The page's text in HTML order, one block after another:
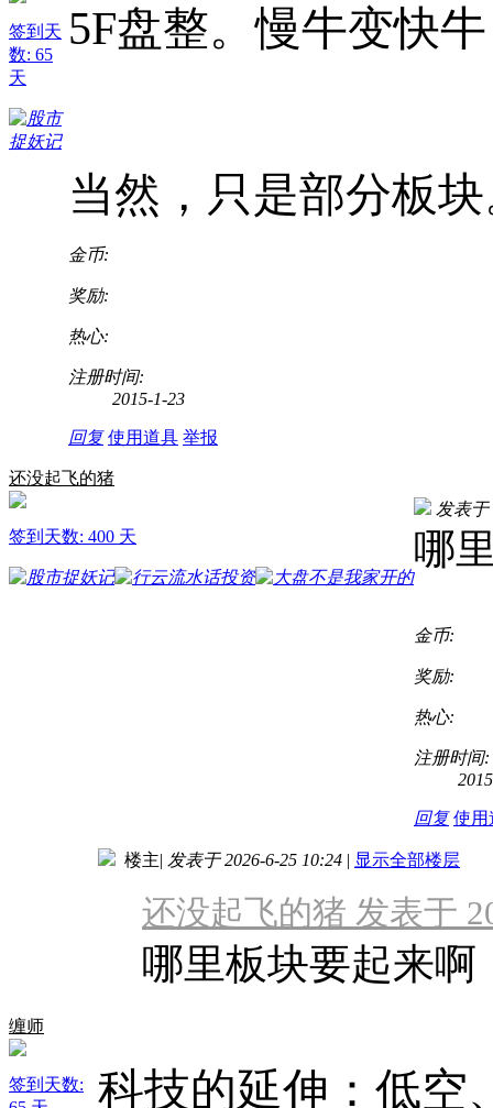
签到天
数: 65
天
5F盘整。慢牛变快
当然，只是部分板
金币:
奖励:
热心:
注册时间:
2015-1-23
回复 使用道具 举报
还没起飞的猪
签到天数: 400 天
发表于
哪
金币:
奖励:
热心:
注册时间:
回复 使用
缠师
签到天数:
楼主| 发表于 2026-6-25 10:24 | 显示全部楼层
还没起飞的猪 发表于
哪里板块要起来啊
科技的延伸：低空